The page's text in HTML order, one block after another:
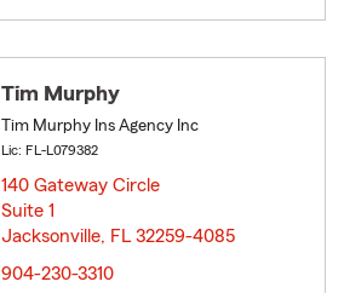
Tim Murphy
Tim Murphy Ins Agency Inc
Lic: FL-L079382
140 Gateway Circle
Suite 1
Jacksonville, FL 32259-4085
904-230-3310